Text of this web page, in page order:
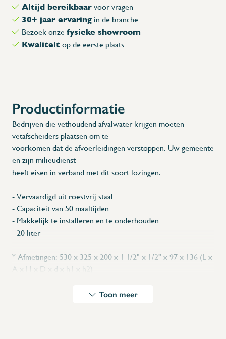
Altijd bereikbaar voor vragen
30+ jaar ervaring in de branche
Bezoek onze fysieke showroom
Kwaliteit op de eerste plaats
Productinformatie
Bedrijven die vethoudend afvalwater krijgen moeten
vetafscheiders plaatsen om te
voorkomen dat de afvoerleidingen verstoppen. Uw gemeente
en zijn milieudienst
heeft eisen in verband met dit soort lozingen.
- Vervaardigd uit roestvrij staal
- Capaciteit van 50 maaltijden
- Makkelijk te installeren en te onderhouden
- 20 liter
* Afmetingen: 530 x 325 x 200 x 1 1/2" x 1/2" x 97 x 136 (L x
A x H x D x d x h1 x h2)
Toon meer